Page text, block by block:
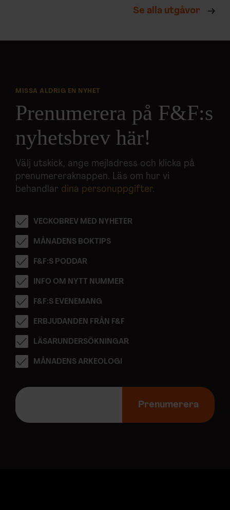
Se alla utgåvor
MISSA ALDRIG EN NYHET
Prenumerera på F&F:s
nyhetsbrev här!
Välj utskick, ange mejladress och klicka på
prenumereraknappen. Läs om hur vi
behandlar dina personuppgifter.
VECKOBREV MED NYHETER
MÅNADENS BOKTIPS
F&F:S PODDAR
INFO OM NYTT NUMMER
F&F:S EVENEMANG
ERBJUDANDEN FRÅN F&F
LÄSARUNDERSÖKNINGAR
MÅNADENS ARKEOLOGI
E
p
Prenumerera